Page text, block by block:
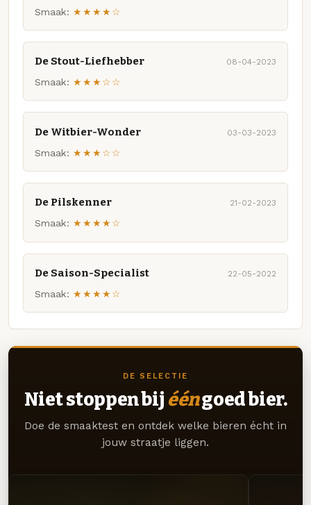
Smaak: ★★★★☆
De Stout-Liefhebber 08-04-2023
Smaak: ★★★☆☆
De Witbier-Wonder 03-03-2023
Smaak: ★★★☆☆
De Pilskenner 21-02-2023
Smaak: ★★★★☆
De Saison-Specialist 22-05-2022
Smaak: ★★★★☆
DE SELECTIE
Niet stoppen bij ééngoed bier.
Doe de smaaktest en ontdek welke bieren écht in
jouw straatje liggen.